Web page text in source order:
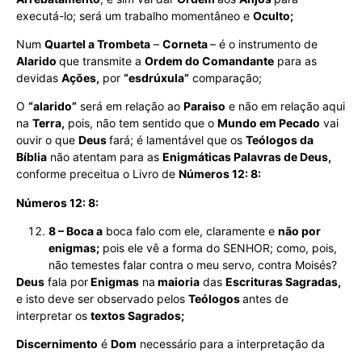
executá-lo; será um trabalho momentâneo e Oculto;
Num Quartel a Trombeta – Corneta– é o instrumento de
Alarido que transmite a Ordem do Comandante para as
devidas Ações, por “esdrúxula” comparação;
O “alarido” será em relação ao Paraiso e não em relação aqui
na Terra, pois, não tem sentido que o Mundo em Pecado vai
ouvir o que Deusfará; é lamentável que os Teólogos da
Bíblia não atentam para as Enigmáticas Palavras de Deus,
conforme preceitua o Livro de Números 12: 8:
Números 12: 8:
8 – Boca a boca falo com ele, claramente e não por
enigmas; pois ele vê a forma do SENHOR; como, pois,
não temestes falar contra o meu servo, contra Moisés?
Deus fala porEnigmas na maioria das Escrituras Sagradas,
e isto deve ser observado pelos Teólogosantes de
interpretar os textos Sagrados;
Discernimento é Dom necessário para a interpretação da